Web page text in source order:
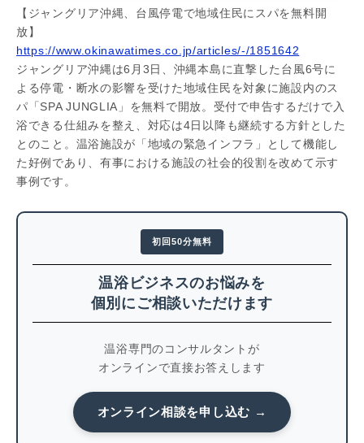
【ジャングリア沖縄、台風停電で地域住民にスパを無料開
放】
https://www.okinawatimes.co.jp/articles/-/1851642
ジャングリア沖縄は6月3日、沖縄本島に直撃した台風6号に
よる停電・断水の影響を受けた地域住民を対象に施設内のス
パ「SPA JUNGLIA」を無料で開放。受付で申告するだけで入
浴できる仕組みを整え、対応は4日以降も継続する方針とした
とのこと。温浴施設が「地域の緊急インフラ」として機能し
た好例であり、有事における施設の社会的役割を改めて示す
事例です。
初回50分無料
温浴ビジネスのお悩みを
個別にご相談いただけます
温浴専門のコンサルタントが
オンラインで直接お答えします
オンライン相談を申し込む →